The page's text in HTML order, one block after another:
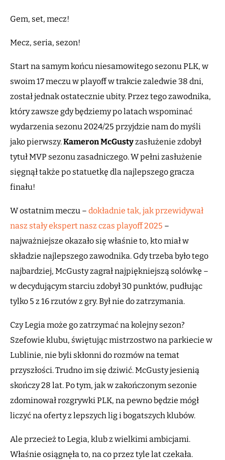
Gem, set, mecz!
Mecz, seria, sezon!
Start na samym końcu niesamowitego sezonu PLK, w
swoim 17 meczu w playoff w trakcie zaledwie 38 dni,
został jednak ostatecznie ubity. Przez tego zawodnika,
który zawsze gdy będziemy po latach wspominać
wydarzenia sezonu 2024/25 przyjdzie nam do myśli
jako pierwszy.KameronMcGustyzasłużenie zdobył
tytuł MVP sezonu zasadniczego. W pełni zasłużenie
sięgnął także po statuetkę dla najlepszego gracza
finału!
W ostatnim meczu – dokładnie tak, jak przewidywał
nasz stały ekspert nasz czas playoff 2025 –
najważniejsze okazało się właśnie to, kto miał w
składzie najlepszego zawodnika. Gdy trzeba było tego
najbardziej, McGusty zagrał najpiękniejszą solówkę –
w decydującym starciu zdobył 30 punktów, pudłując
tylko 5 z 16 rzutów z gry. Był nie do zatrzymania.
Czy Legia może go zatrzymać na kolejny sezon?
Szefowie klubu, świętując mistrzostwo na parkiecie w
Lublinie, nie byli skłonni do rozmów na temat
przyszłości. Trudno im się dziwić. McGusty jesienią
skończy 28 lat. Po tym, jak w zakończonym sezonie
zdominował rozgrywki PLK, na pewno będzie mógł
liczyć na oferty z lepszych lig i bogatszych klubów.
Ale przecież to Legia, klub z wielkimi ambicjami.
Właśnie osiągnęła to, na co przez tyle lat czekała.